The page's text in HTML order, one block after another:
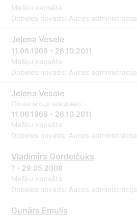
Mešķu kapsēta
Dobeles novads: Auces administrācija
Jeļena Vesele
11.06.1969 - 26.10.2011
Mešķu kapsēta
Dobeles novads: Auces administrācija
Jeļena Vesele
(Точне місце невідоме)
11.06.1969 - 26.10.2011
Mešķu kapsēta
Dobeles novads: Auces administrācija
Vladimirs Gordeičuks
? - 29.05.2008
Mešķu kapsēta
Dobeles novads: Auces administrācija
Gunārs Emulis